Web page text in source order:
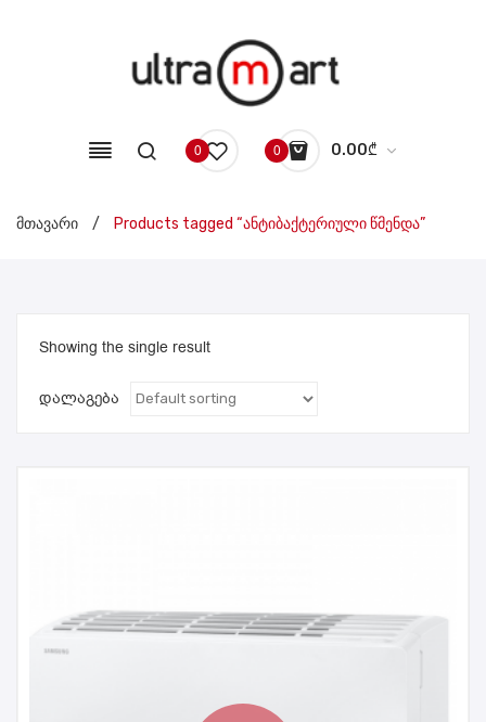
0 0 0.00₾
No products in the cart.
მთავარი / Products tagged “ანტიბაქტერიული წმენდა”
Showing the single result
დალაგება